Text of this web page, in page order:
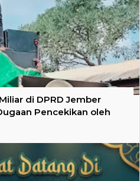
di DPRD Jember
Pencekikan oleh